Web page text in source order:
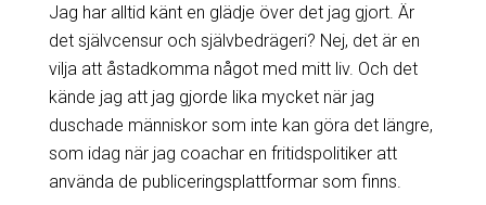
Jag har alltid känt en glädje över det jag gjort. Är
det självcensur och självbedrägeri? Nej, det är en
vilja att åstadkomma något med mitt liv. Och det
kände jag att jag gjorde lika mycket när jag
duschade människor som inte kan göra det längre,
som idag när jag coachar en fritidspolitiker att
använda de publiceringsplattformar som finns.